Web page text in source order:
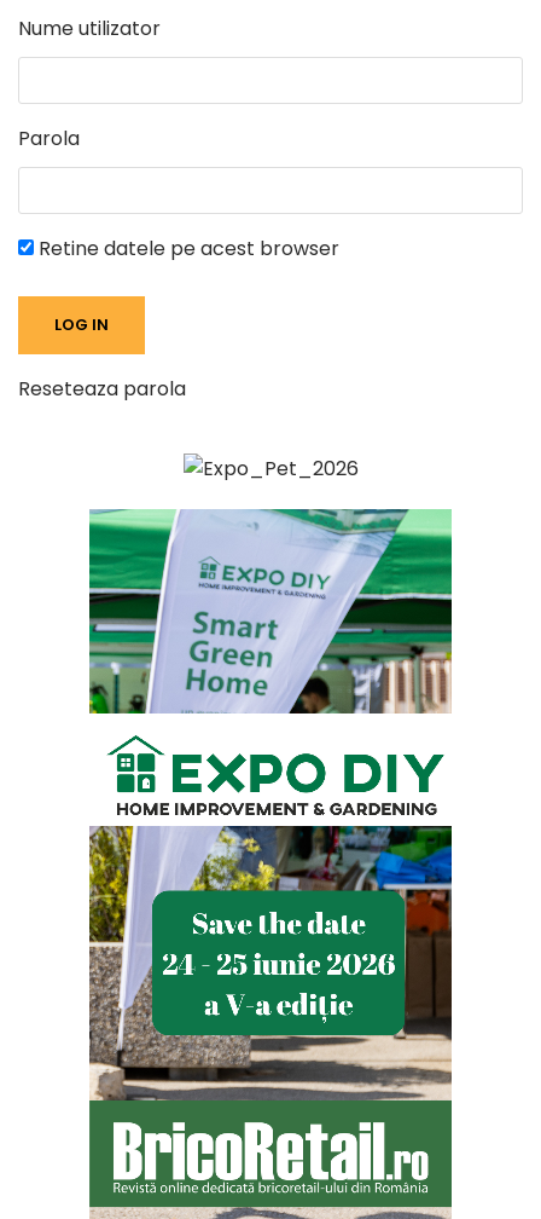
Nume utilizator
Parola
Retine datele pe acest browser
Reseteaza parola